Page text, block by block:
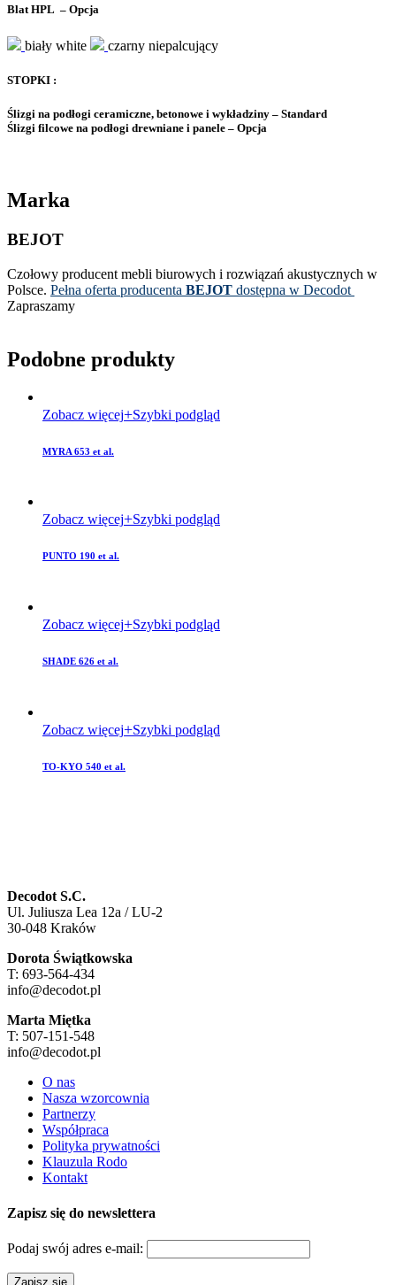
Blat HPL – Opcja
biały white czarny niepalcujący
STOPKI :
Ślizgi na podłogi ceramiczne, betonowe i wykładziny – Standard
Ślizgi filcowe na podłogi drewniane i panele – Opcja
Marka
BEJOT
Czołowy producent mebli biurowych i rozwiązań akustycznych w
Polsce. Pełna oferta producenta BEJOT dostępna w Decodot
Zapraszamy
Podobne produkty
Zobacz więcej Szybki podgląd
MYRA 653 et al.
Zobacz więcej Szybki podgląd
PUNTO 190 et al.
Zobacz więcej Szybki podgląd
SHADE 626 et al.
Zobacz więcej Szybki podgląd
TO-KYO 540 et al.
Decodot S.C.
Ul. Juliusza Lea 12a / LU-2
30-048 Kraków
Dorota Świątkowska
T: 693-564-434
info@decodot.pl
Marta Miętka
T: 507-151-548
info@decodot.pl
O nas
Nasza wzorcownia
Partnerzy
Współpraca
Polityka prywatności
Klauzula Rodo
Kontakt
Zapisz się do newslettera
Podaj swój adres e-mail: